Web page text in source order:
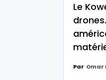
Le
Par Omar